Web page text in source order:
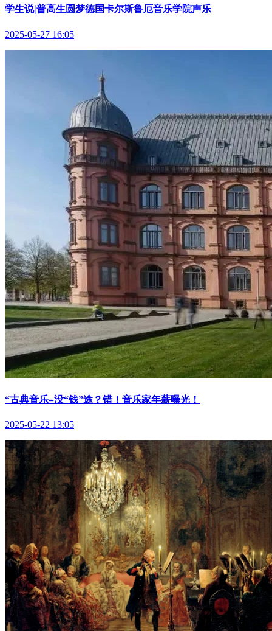
学生说|普高生圆梦德国卡尔斯鲁厄音乐学院声乐
2025-05-27 16:05
“古典音乐=没“钱”途？错！音乐家年薪曝光！
2025-05-22 13:05